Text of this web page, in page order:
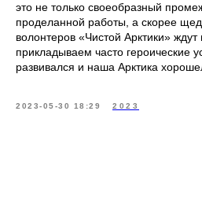
это не только своеобразный
проделанной работы, а скорее
волонтеров «Чистой Арктики»
прикладываем часто героические
развивался и наша Арктика
2023-05-30 18:29 2023